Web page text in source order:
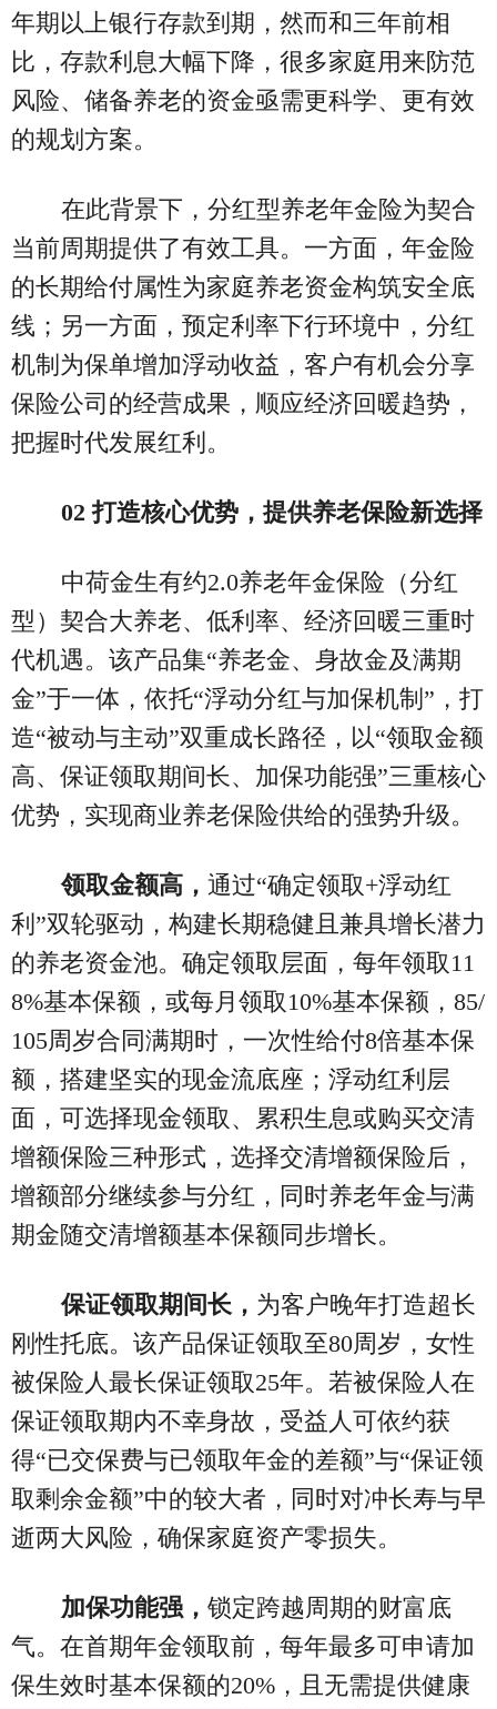
年期以上银行存款到期，然而和三年前相
比，存款利息大幅下降，很多家庭用来防范
风险、储备养老的资金亟需更科学、更有效
的规划方案。
在此背景下，分红型养老年金险为契合
当前周期提供了有效工具。一方面，年金险
的长期给付属性为家庭养老资金构筑安全底
线；另一方面，预定利率下行环境中，分红
机制为保单增加浮动收益，客户有机会分享
保险公司的经营成果，顺应经济回暖趋势，
把握时代发展红利。
02 打造核心优势，提供养老保险新选择
中荷金生有约2.0养老年金保险（分红
型）契合大养老、低利率、经济回暖三重时
代机遇。该产品集“养老金、身故金及满期
金”于一体，依托“浮动分红与加保机制”，打
造“被动与主动”双重成长路径，以“领取金额
高、保证领取期间长、加保功能强”三重核心
优势，实现商业养老保险供给的强势升级。
领取金额高， 通过“确定领取+浮动红
利”双轮驱动，构建长期稳健且兼具增长潜力
的养老资金池。确定领取层面，每年领取11
8%基本保额，或每月领取10%基本保额，85/
105周岁合同满期时，一次性给付8倍基本保
额，搭建坚实的现金流底座；浮动红利层
面，可选择现金领取、累积生息或购买交清
增额保险三种形式，选择交清增额保险后，
增额部分继续参与分红，同时养老年金与满
期金随交清增额基本保额同步增长。
保证领取期间长， 为客户晚年打造超长
刚性托底。该产品保证领取至80周岁，女性
被保险人最长保证领取25年。若被保险人在
保证领取期内不幸身故，受益人可依约获
得“已交保费与已领取年金的差额”与“保证领
取剩余金额”中的较大者，同时对冲长寿与早
逝两大风险，确保家庭资产零损失。
加保功能强， 锁定跨越周期的财富底
气。在首期年金领取前，每年最多可申请加
保生效时基本保额的20%，且无需提供健康